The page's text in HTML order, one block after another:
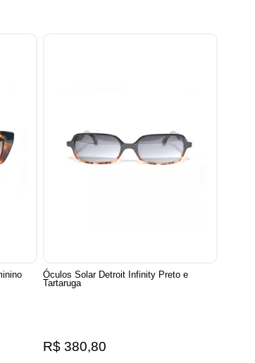
Óculos Solar Detroit Infinity Preto e
Tartaruga
R$ 380,80